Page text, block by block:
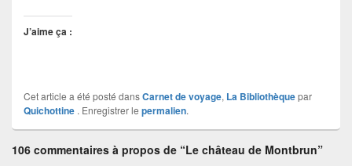
J’aime ça :
Cet article a été posté dansCarnet de voyage, La Bibliothèquepar
Quichottine . Enregistrer le permalien.
106 commentaires à propos de “Le château de Montbrun”